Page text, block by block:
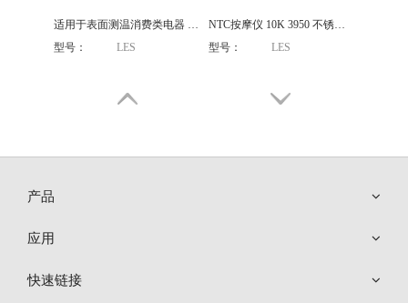
型号：
LES
型号：
LES
产品
应用
快速链接